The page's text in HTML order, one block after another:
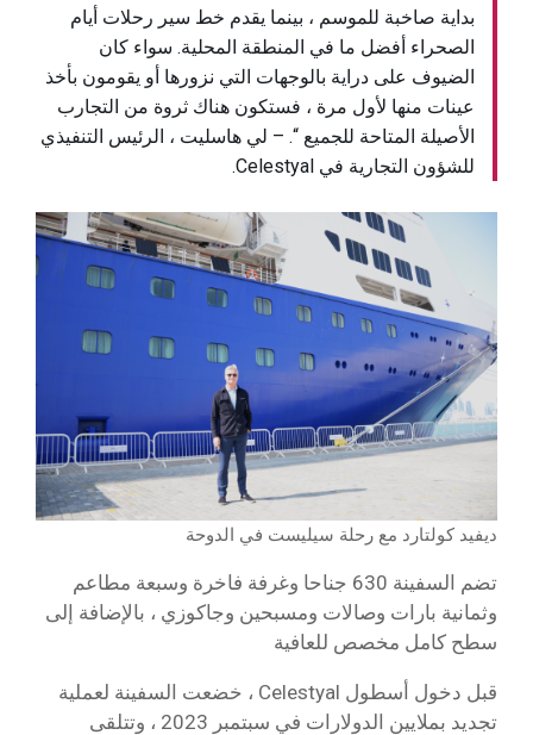
بداية صاخبة للموسم ، بينما يقدم خط سير رحلات أيام
الصحراء أفضل ما في المنطقة المحلية. سواء كان
الضيوف على دراية بالوجهات التي نزورها أو يقومون بأخذ
عينات منها لأول مرة ، فستكون هناك ثروة من التجارب
الأصيلة المتاحة للجميع “. – لي هاسليت ، الرئيس التنفيذي
للشؤون التجارية في Celestyal.
ديفيد كولتارد مع رحلة سيليست في الدوحة
تضم السفينة 630 جناحا وغرفة فاخرة وسبعة مطاعم
وثمانية بارات وصالات ومسبحين وجاكوزي ، بالإضافة إلى
سطح كامل مخصص للعافية
قبل دخول أسطول Celestyal ، خضعت السفينة لعملية
تجديد بملايين الدولارات في سبتمبر 2023 ، وتتلقى